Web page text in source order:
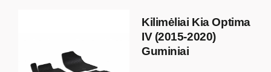
Kilimėliai Kia Optima
IV (2015-2020)
Guminiai